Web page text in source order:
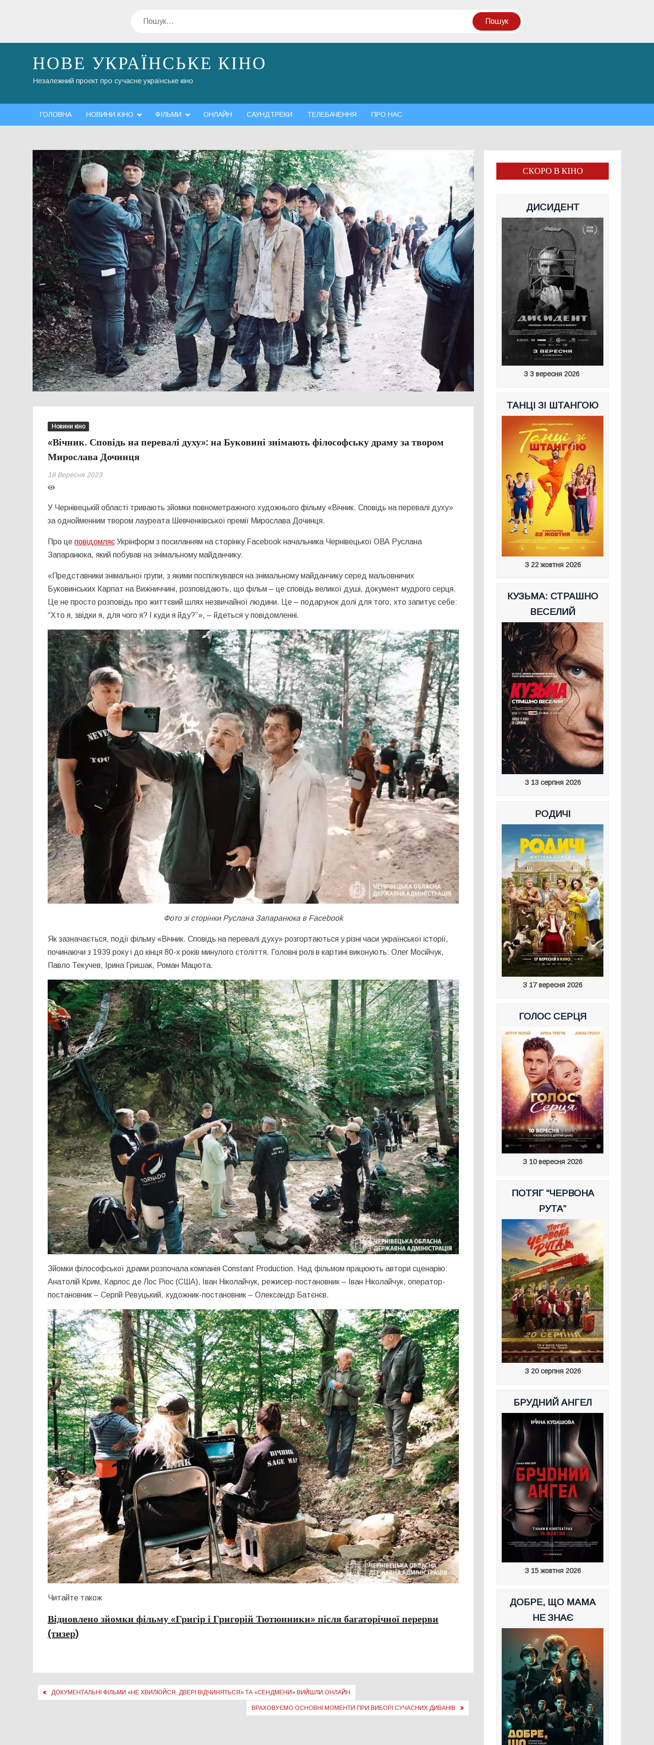
Пошук
НОВЕ УКРАЇНСЬКЕ КІНО
Незалежний проект про сучасне українське кіно
ГОЛОВНА НОВИНИ КІНО ФІЛЬМИ ОНЛАЙН САУНДТРЕКИ ТЕЛЕБАЧЕННЯ ПРО НАС
Новини кіно
«Вічник. Сповідь на перевалі духу»: на Буковині знімають філософську драму за твором
Мирослава Дочинця
18 Вересня 2023
У Чернівецькій області тривають зйомки повнометражного художнього фільму «Вічник. Сповідь на перевалі духу»
за однойменним твором лауреата Шевченківської премії Мирослава Дочинця.
Про цеповідомляє Укрінформ з посиланням на сторінку Facebook начальника Чернівецької ОВА Руслана
Запаранюка, який побував на знімальному майданчику.
«Представники знімальної групи, з якими поспілкувався на знімальному майданчику серед мальовничих
Буковинських Карпат на Вижниччині, розповідають, що фільм – це сповідь великої душі, документ мудрого серця.
Це не просто розповідь про життєвий шлях незвичайної людини. Це – подарунок долі для того, хто запитує себе:
“Хто я, звідки я, для чого я? І куди я йду?”», – йдеться у повідомленні.
Фото зі сторінки Руслана Запаранюка в Facebook
Як зазначається, події фільму «Вічник. Сповідь на перевалі духу» розгортаються у різні часи української історії,
починаючи з 1939 року і до кінця 80-х років минулого століття. Головні ролі в картині виконують: Олег Мосійчук,
Павло Текучев, Ірина Гришак, Роман Мацюта.
Зйомки філософської драми розпочала компанія Constant Production. Над фільмом працюють автори сценарію:
Анатолій Крим, Карлос де Лос Ріос (США), Іван Ніколайчук, режисер-постановник – Іван Ніколайчук, оператор-
постановник – Сергій Ревуцький, художник-постановник – Олександр Батєнєв.
Читайте також
Відновлено зйомки фільму «Григір і Григорій Тютюнники» після багаторічної перерви
(тизер)
Навігація
ДОКУМЕНТАЛЬНІ ФІЛЬМИ «НЕ ХВИЛЮЙСЯ, ДВЕРІ ВІДЧИНЯТЬСЯ» ТА «СЕНДМЕНИ» ВИЙШЛИ ОНЛАЙН
ВРАХОВУЄМО ОСНОВНІ МОМЕНТИ ПРИ ВИБОРІ СУЧАСНИХ ДИВАНІВ
СКОРО В КІНО
ДИСИДЕНТ
З 3 вересня 2026
ТАНЦІ ЗІ ШТАНГОЮ
З 22 жовтня 2026
КУЗЬМА: СТРАШНО
ВЕСЕЛИЙ
З 13 серпня 2026
РОДИЧІ
З 17 вересня 2026
ГОЛОС СЕРЦЯ
З 10 вересня 2026
ПОТЯГ “ЧЕРВОНА
РУТА”
З 20 серпня 2026
БРУДНИЙ АНГЕЛ
З 15 жовтня 2026
ДОБРЕ, ЩО МАМА
НЕ ЗНАЄ